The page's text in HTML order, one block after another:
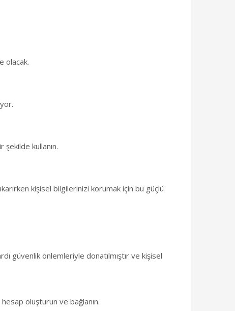
olacak.
kullanın.
kişisel bilgilerinizi korumak için bu güçlü
güvenlik önlemleriyle donatılmıştır ve kişisel
oluşturun ve bağlanın.